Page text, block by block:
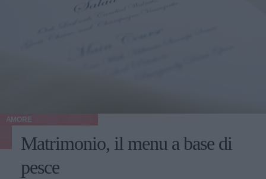
AMORE
Matrimonio, il menu a base di
pesce